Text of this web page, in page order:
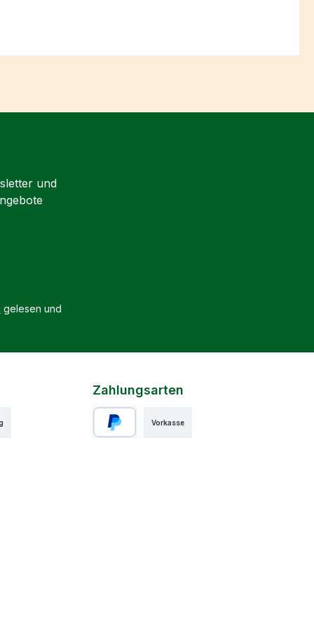
und
gelesen und
Zahlungsarten
Vorkasse